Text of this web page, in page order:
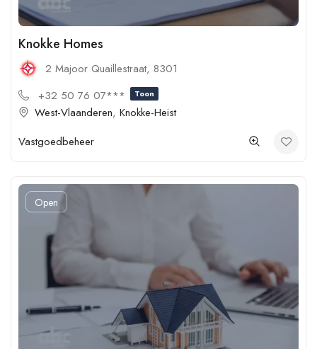
Knokke Homes
2 Majoor Quaillestraat, 8301
+32 50 76 07***
Toon
West-Vlaanderen, Knokke-Heist
Vastgoedbeheer
Open